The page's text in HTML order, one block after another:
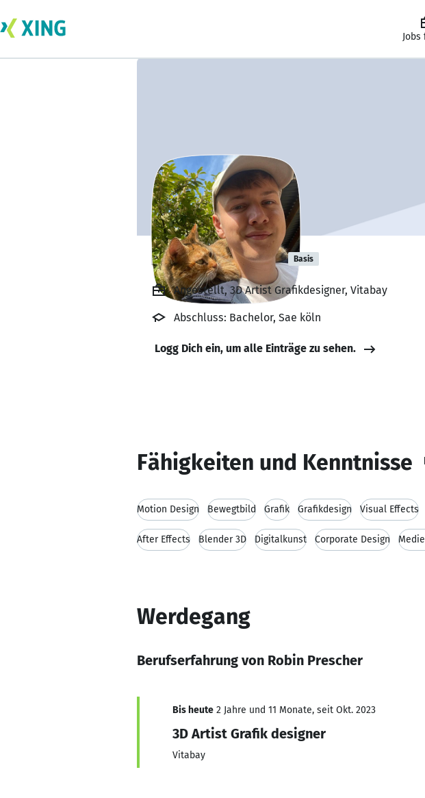
Jobs
Robin Prescher Basis
Angestellt, 3D Artist Grafikdesigner, Vitabay
Abschluss: Bachelor, Sae köln
Logg Dich ein, um alle Einträge zu sehen.
Fähigkeiten und Kenntnisse
Motion Design Bewegtbild Grafik Grafikdesign Visual Effects
After Effects Blender 3D Digitalkunst Corporate Design
Werdegang
Berufserfahrung von Robin Prescher
Bis heute 2 Jahre und 11 Monate, seit Okt. 2023
3D Artist Grafik designer
Vitabay